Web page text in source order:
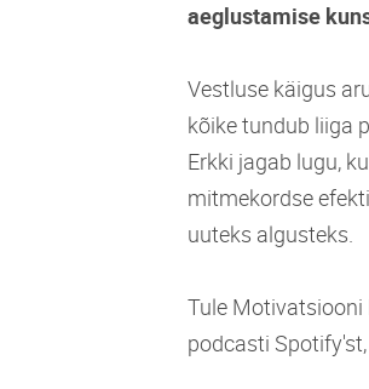
aeglustamise
Vestluse käigus
kõike tundub liiga
Erkki jagab lugu,
mitmekordse
uuteks algusteks.
Tule Motivatsiooni
podcasti